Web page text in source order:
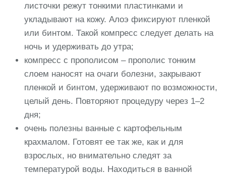
листочки режут тонкими пластинками и
укладывают на кожу. Алоэ фиксируют пленкой
или бинтом. Такой компресс следует делать на
ночь и удерживать до утра;
компресс с прополисом – прополис тонким
слоем наносят на очаги болезни, закрывают
пленкой и бинтом, удерживают по возможности,
целый день. Повторяют процедуру через 1–2
дня;
очень полезны ванные с картофельным
крахмалом. Готовят ее так же, как и для
взрослых, но внимательно следят за
температурой воды. Находиться в ванной